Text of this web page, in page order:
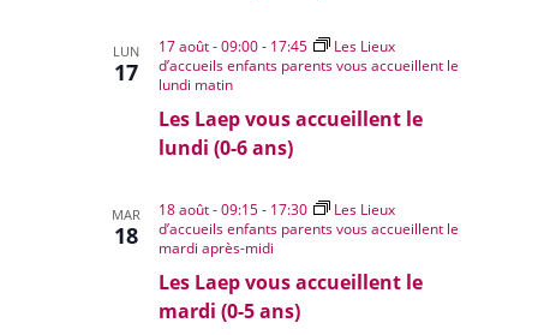
LUN
17
Les Laep vous accueillent le
lundi (0-6 ans)
17 août - 09:00- 17:45
Les Lieux
d’accueils enfants parents vous accueillent le
lundi matin
MAR
18
Les Laep vous accueillent le
mardi (0-5 ans)
18 août - 09:15- 17:30
Les Lieux
d’accueils enfants parents vous accueillent le
mardi après-midi